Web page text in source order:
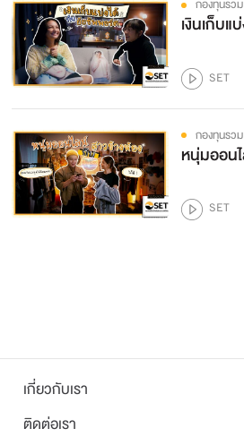
กองทุนรวม
เงินเก็บ
SET
กองทุนรวม
หนุ่มออน
SET
เกี่ยวกับเรา
ติดต่อเรา